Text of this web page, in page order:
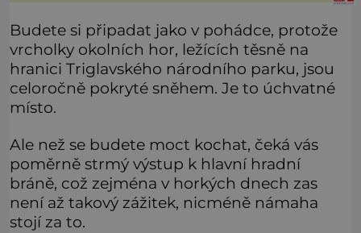
Budete si připadat jako v pohádce, protože
vrcholky okolních hor, ležících těsně na
hranici Triglavského národního parku, jsou
celoročně pokryté sněhem. Je to úchvatné
místo.
Ale než se budete moct kochat, čeká vás
poměrně strmý výstup k hlavní hradní
bráně, což zejména v horkých dnech zas
není až takový zážitek, nicméně námaha
stojí za to.